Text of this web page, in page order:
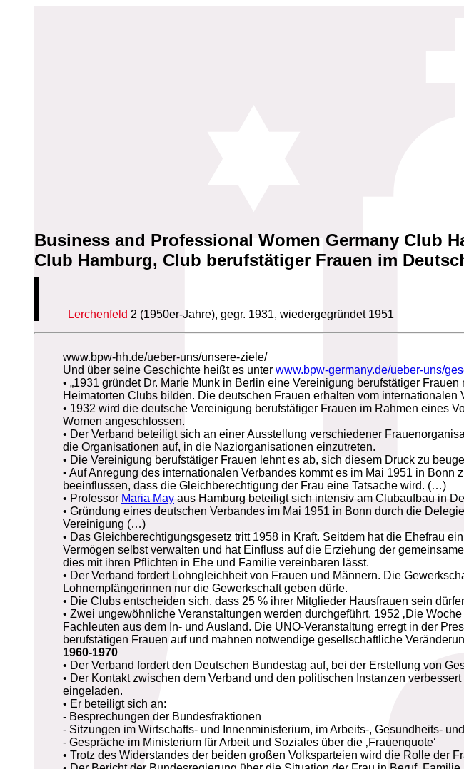
Business and Professional Women Germany Club
Club Hamburg, Club berufstätiger Frauen im
Lerchenfeld 2 (1950er-Jahre), gegr. 1931, wiedergegründet 1951
www.bpw-hh.de/ueber-uns/unsere-ziele/
Und über seine Geschichte heißt es unter www.bpw-germany.de/ueber-uns/
• „1931 gründet Dr. Marie Munk in Berlin eine Vereinigung berufstätiger
Heimatorten Clubs bilden. Die deutschen Frauen erhalten vom internationalen
• 1932 wird die deutsche Vereinigung berufstätiger Frauen im Rahmen eines
Women angeschlossen.
• Der Verband beteiligt sich an einer Ausstellung verschiedener
die Organisationen auf, in die Naziorganisationen einzutreten.
• Die Vereinigung berufstätiger Frauen lehnt es ab, sich diesem Druck zu
• Auf Anregung des internationalen Verbandes kommt es im Mai 1951 in
beeinflussen, dass die Gleichberechtigung der Frau eine Tatsache wird. (…)
• Professor Maria May aus Hamburg beteiligt sich intensiv am Clubaufbau in
• Gründung eines deutschen Verbandes im Mai 1951 in Bonn durch die
Vereinigung (…)
• Das Gleichberechtigungsgesetz tritt 1958 in Kraft. Seitdem hat die Ehefrau
Vermögen selbst verwalten und hat Einfluss auf die Erziehung der
dies mit ihren Pflichten in Ehe und Familie vereinbaren lässt.
• Der Verband fordert Lohngleichheit von Frauen und Männern. Die
Lohnempfängerinnen nur die Gewerkschaft geben dürfe.
• Die Clubs entscheiden sich, dass 25 % ihrer Mitglieder Hausfrauen sein
• Zwei ungewöhnliche Veranstaltungen werden durchgeführt. 1952 ‚Die
Fachleuten aus dem In- und Ausland. Die UNO-Veranstaltung erregt in der
berufstätigen Frauen auf und mahnen notwendige gesellschaftliche
1960-1970
• Der Verband fordert den Deutschen Bundestag auf, bei der Erstellung von
• Der Kontakt zwischen dem Verband und den politischen Instanzen
eingeladen.
• Er beteiligt sich an:
- Besprechungen der Bundesfraktionen
- Sitzungen im Wirtschafts- und Innenministerium, im Arbeits-, Gesundheits-
- Gespräche im Ministerium für Arbeit und Soziales über die ‚Frauenquote‘
• Trotz des Widerstandes der beiden großen Volksparteien wird die Rolle der